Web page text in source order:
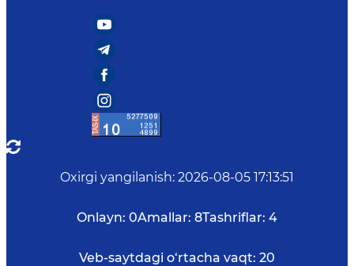
Oxirgi yangilanish: 2026-08-05 17:13:51
Onlayn: 0Amallar: 8Tashriflar: 4
Veb-saytdagi o‘rtacha vaqt: 20